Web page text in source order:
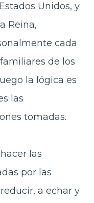
Unidos, y
Reina,
cada
de los
la lógica es
las
tomadas.
las
por las
a echar y